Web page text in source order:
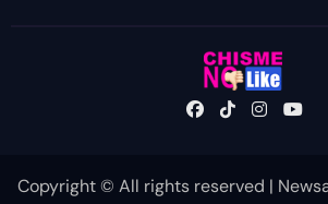
Copyright © All rights reserved |